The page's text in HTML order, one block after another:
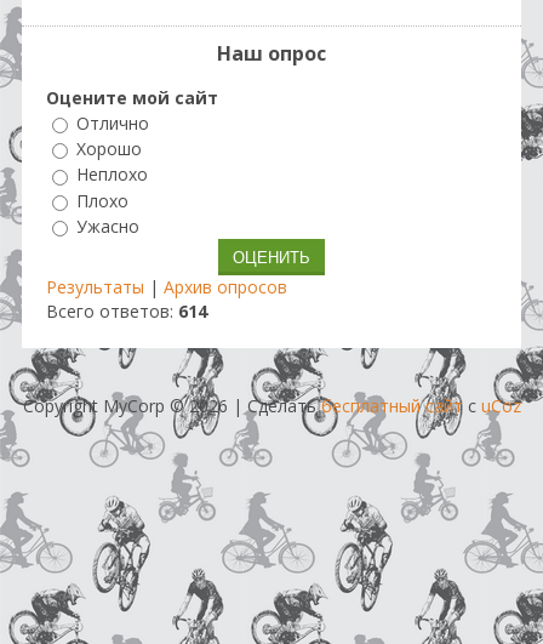
Наш опрос
Оцените мой сайт
Отлично
Хорошо
Неплохо
Плохо
Ужасно
Результаты | Архив опросов
Всего ответов: 614
Copyright MyCorp © 2026 |Сделатьбесплатный сайтс uCoz